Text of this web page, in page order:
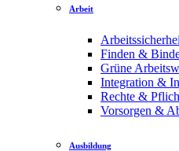
Arbeit
Finden &
Grüne
Integration &
Rechte &
Vorsorgen &
Ausbildung